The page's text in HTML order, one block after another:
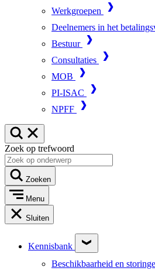
Werkgroepen
Deelnemers in het
Bestuur
Consultaties
MOB
PI-ISAC
NPFF
Zoek op trefwoord
Zoeken
Menu
Sluiten
Kennisbank
Beschikbaarheid en